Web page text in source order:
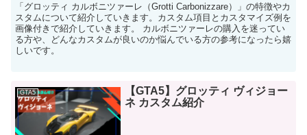
「グロッティ カルボニツァーレ（Grotti Carbonizzare）」の特徴やカ
スタムについて紹介していきます。カスタム項目とカスタマイズ例を
画像付きで紹介していきます。 カルボニツァーレの購入を迷ってい
る方や、どんなカスタムが良いのか悩んでいる方の参考になったら嬉
しいです。
GTA5
【GTA5】グロッティ ヴィジョー
ネ カスタム紹介